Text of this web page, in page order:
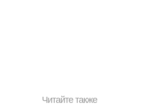
Читайте также